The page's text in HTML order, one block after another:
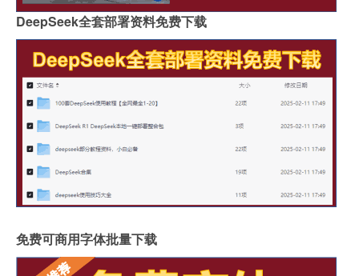
DeepSeek全套部署资料免费下载
免费可商用字体批量下载